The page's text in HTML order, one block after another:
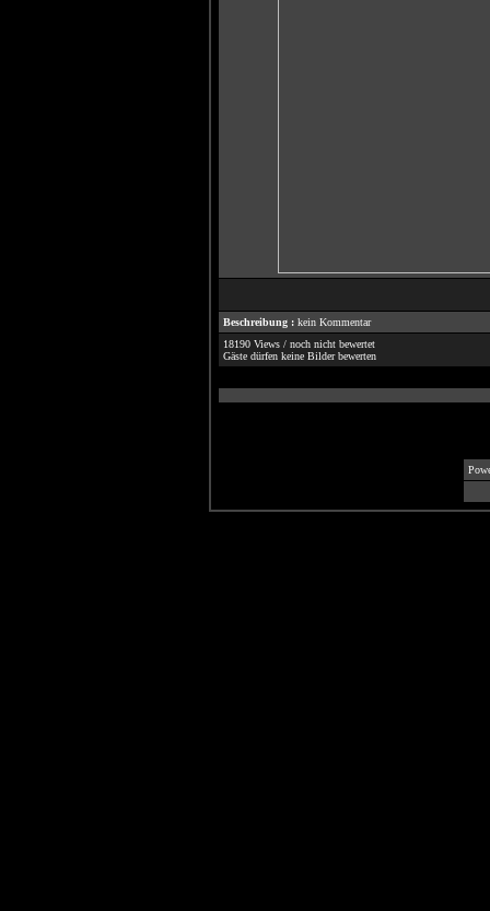
Beschreibung :kein Kommentar
18190 Views / noch nicht bewertet
Gäste dürfen keine Bilder bewerten